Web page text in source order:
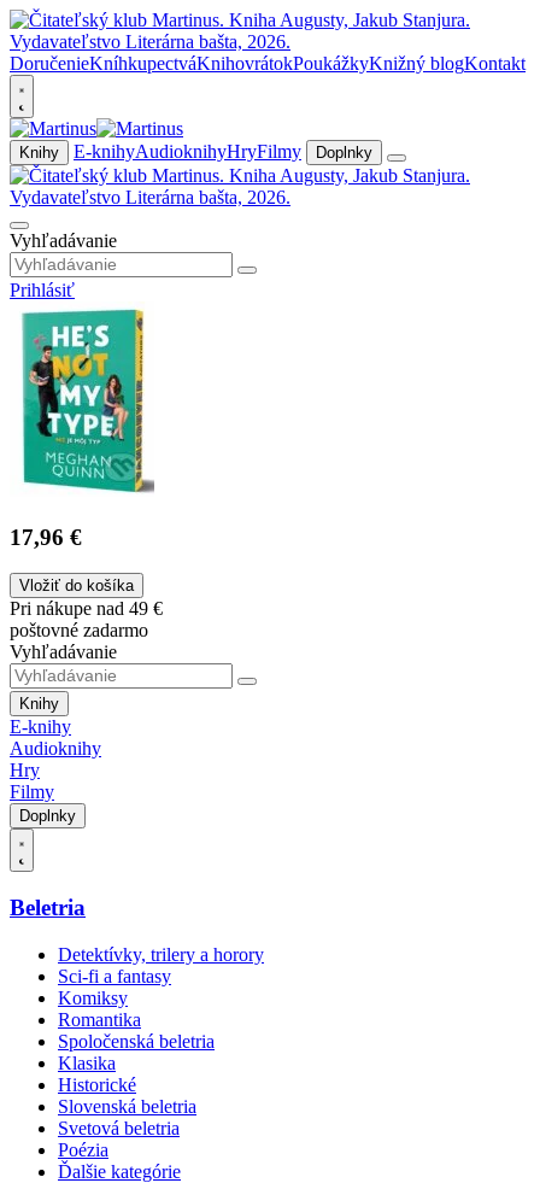
DoručenieKníhkupectváKnihovrátokPoukážkyKnižný blogKontakt
Knihy E-knihyAudioknihyHryFilmy Doplnky
Vyhľadávanie
Prihlásiť
17,96 €
Vložiť do košíka
Pri nákupe nad 49 €
poštovné zadarmo
Vyhľadávanie
Knihy
E-knihy
Audioknihy
Hry
Filmy
Doplnky
Beletria
Detektívky, trilery a horory
Sci-fi a fantasy
Komiksy
Romantika
Spoločenská beletria
Klasika
Historické
Slovenská beletria
Svetová beletria
Poézia
Ďalšie kategórie